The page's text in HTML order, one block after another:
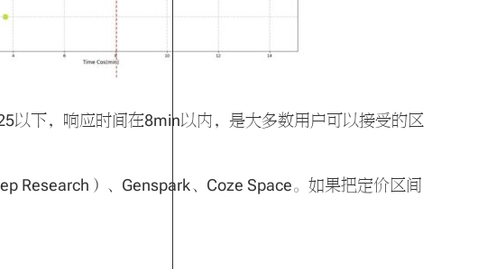
以下，响应时间在8min以内，是大多数用户可以接受的区
Research）、Genspark、Coze Space。如果把定价区间